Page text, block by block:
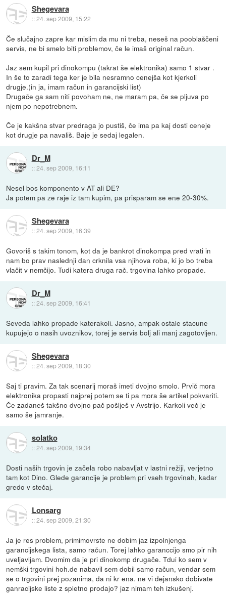
Shegevara
::24. sep 2009, 15:22
Če slučajno zapre kar mislim da mu ni treba, neseš na pooblaščeni
servis, ne bi smelo biti problemov, če le imaš original račun.
Jaz sem kupil pri dinokompu (takrat še elektronika) samo 1 stvar .
In še to zaradi tega ker je bila nesramno cenejša kot kjerkoli
drugje.(in ja, imam račun in garancijski list)
Drugače ga sam niti povoham ne, ne maram pa, če se pljuva po
njem po nepotrebnem.
Če je kakšna stvar predraga jo pustiš, če ima pa kaj dosti ceneje
kot drugje pa navališ. Baje je sedaj legalen.
Dr_M
::24. sep 2009, 16:11
Nesel bos komponento v AT ali DE?
Ja potem pa ze raje iz tam kupim, pa prisparam se ene 20-30%.
Shegevara
::24. sep 2009, 16:39
Govoriš s takim tonom, kot da je bankrot dinokompa pred vrati in
nam bo prav naslednji dan crknila vsa njihova roba, ki jo bo treba
vlačit v nemčijo. Tudi katera druga rač. trgovina lahko propade.
Dr_M
::24. sep 2009, 16:41
Seveda lahko propade katerakoli. Jasno, ampak ostale stacune
kupujejo o nasih uvoznikov, torej je servis bolj ali manj zagotovljen.
Shegevara
::24. sep 2009, 18:30
Saj ti pravim. Za tak scenarij moraš imeti dvojno smolo. Prvič mora
elektronika propasti najprej potem se ti pa mora še artikel pokvariti.
Če zadaneš takšno dvojno pač pošlješ v Avstrijo. Karkoli več je
samo še jamranje.
solatko
::24. sep 2009, 19:34
Dosti naših trgovin je začela robo nabavljat v lastni režiji, verjetno
tam kot Dino. Glede garancije je problem pri vseh trgovinah, kadar
gredo v stečaj.
Lonsarg
::24. sep 2009, 21:30
Ja je res problem, primimovrste ne dobim jaz izpolnjenga
garancijskega lista, samo račun. Torej lahko garanccijo smo pir nih
uveljavljam. Dvomim da je pri dinokomp drugače. Tdui ko sem v
nemški trgovini hoh.de nabavil sem dobil samo račun, vendar sem
se o trgovini prej pozanima, da ni kr ena. ne vi dejansko dobivate
ganracijske liste z spletno prodajo? jaz nimam teh izkušenj.